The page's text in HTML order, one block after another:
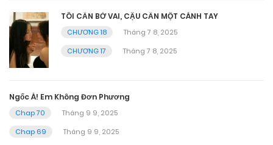
TÔI CẦN BỜ VAI, CẬU CẦN MỘT CÁNH TAY
CHƯƠNG 18
Tháng 7 8, 2025
CHƯƠNG 17
Tháng 7 8, 2025
Ngốc À! Em Không Đơn Phương
Chap 70
Tháng 9 9, 2025
Chap 69
Tháng 9 9, 2025